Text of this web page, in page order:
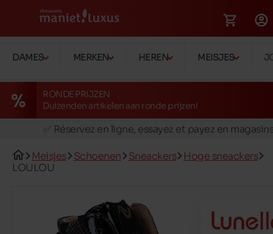
DAMES MERKEN HEREN MEISJES
RONDE PRIJZEN
Duizenden artikelen aan ronde prijzen!
🚛 Livraison gratuite en magasins
✅ Réservez en ligne, essayez et payez en
📦 Livraison à domicile gratuite dés 39€ d'achats
🚛 Livraison gratuite en magasins
Meisjes Schoenen Sneackers
Hoge sneackers
LOULOU